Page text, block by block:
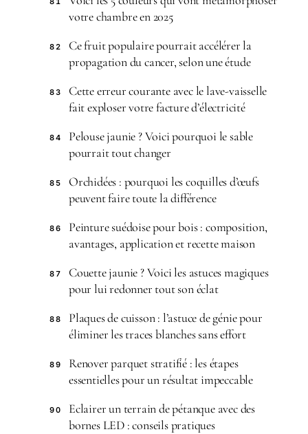
votre chambre en 2025
82
Ce fruit populaire pourrait accélérer la
propagation du cancer, selon une étude
83
Cette erreur courante avec le lave-vaisselle
fait exploser votre facture d’électricité
84
Pelouse jaunie ? Voici pourquoi le sable
pourrait tout changer
85
Orchidées : pourquoi les coquilles d’œufs
peuvent faire toute la différence
86
Peinture suédoise pour bois : composition,
avantages, application et recette maison
87
Couette jaunie ? Voici les astuces magiques
pour lui redonner tout son éclat
88
Plaques de cuisson : l’astuce de génie pour
éliminer les traces blanches sans effort
89
Renover parquet stratifié : les étapes
essentielles pour un résultat impeccable
90
Eclairer un terrain de pétanque avec des
bornes LED : conseils pratiques